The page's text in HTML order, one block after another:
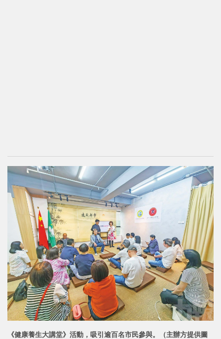
《健康養生大講堂》活動，吸引逾百名市民參與。 （主辦方提供圖